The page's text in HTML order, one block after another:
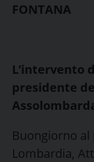
FONTANA
L’intervento
presidente
Buongiorno al
Lombardia,